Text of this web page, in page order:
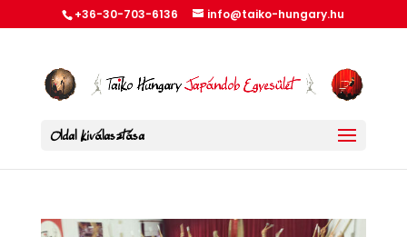
+36-30-703-6136 info@taiko-hungary.hu
Oldal kiválasztása